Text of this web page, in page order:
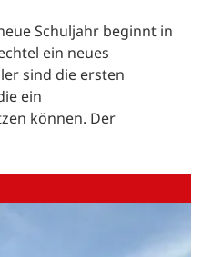
Schuljahr beginnt in
ein neues
sind die ersten
ein
können. Der